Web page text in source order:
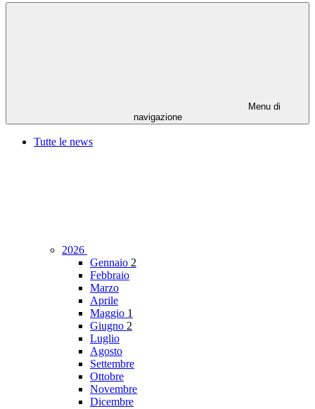
Menu di
navigazione
Tutte le news
2026
Gennaio 2
Febbraio
Marzo
Aprile
Maggio 1
Giugno 2
Luglio
Agosto
Settembre
Ottobre
Novembre
Dicembre